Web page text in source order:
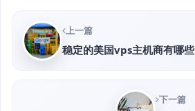
上一篇
稳定的美国vps主机商有哪些
下一篇